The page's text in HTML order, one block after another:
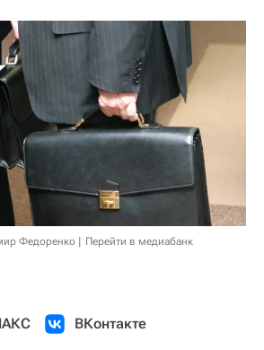
Федоренко Перейти в медиабанк
ВКонтакте